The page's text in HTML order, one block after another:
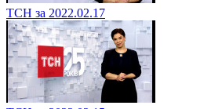
ТСН за 2022.02.17